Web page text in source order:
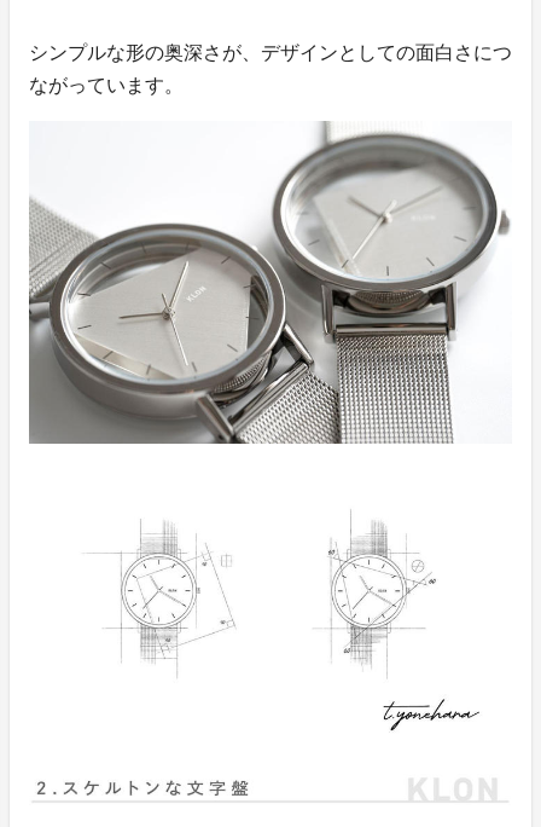
シンプルな形の奥深さが、デザインとしての面白さにつ
ながっています。